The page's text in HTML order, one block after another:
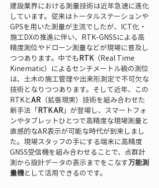
建設業界における測量技術は近年急速に進化
しています。従来はトータルステーションや
GPSを用いた測量が主流でしたが、ICT化・
施工DXの推進に伴い、RTK-GNSSによる高
精度測位やドローン測量などが現場に普及し
つつあります。中でもRTK（Real Time
Kinematic）によるセンチメートル級の測位
は、土木の施工管理や出来形測定で不可欠な
技術となりつつあります。そして近年、この
RTKとAR （拡張現実）技術を組み合わせた
新手法「RTK AR 」が登場し、スマートフォ
ンやタブレットひとつで高精度な現場測量と
直感的なAR表示が可能な時代が到来しまし
た。現場スタッフの手にする端末に高精度
GNSS受信機を組み合わせることで、点群計
測から設計データの表示までをこなす万能測
量機として活用できるのです。